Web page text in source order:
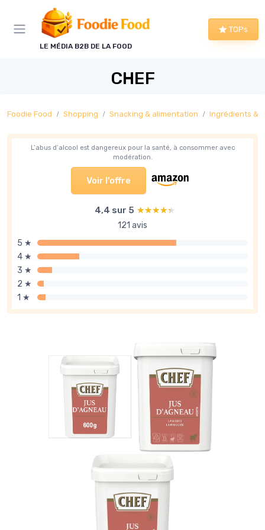
LE MÉDIA B2B DE LA FOOD
TOPs
CHEF
Foodie Food Shopping Snacking & alimentation Ingrédients &
L’abus d’alcool est dangereux pour la santé, à consommer avec
modération.
Voir l'offre
4,4 sur 5 ★★★★★
★★★★★
121 avis
5 ★
4 ★
3 ★
2 ★
1 ★
Panneau de gestion des cookies